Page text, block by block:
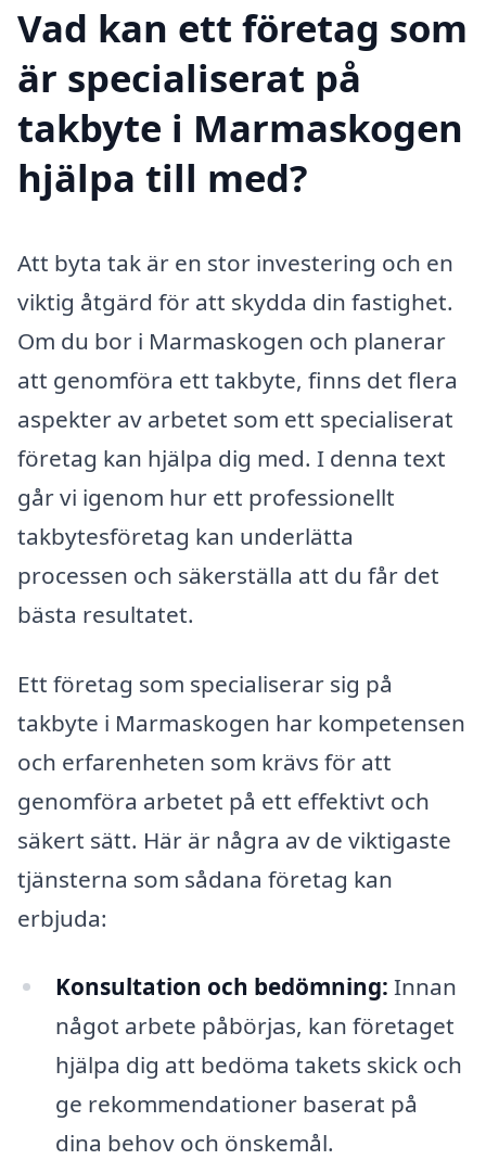
Vad kan ett företag som
är specialiserat på
takbyte i Marmaskogen
hjälpa till med?
Att byta tak är en stor investering och en
viktig åtgärd för att skydda din fastighet.
Om du bor i Marmaskogen och planerar
att genomföra ett takbyte, finns det flera
aspekter av arbetet som ett specialiserat
företag kan hjälpa dig med. I denna text
går vi igenom hur ett professionellt
takbytesföretag kan underlätta
processen och säkerställa att du får det
bästa resultatet.
Ett företag som specialiserar sig på
takbyte i Marmaskogen har kompetensen
och erfarenheten som krävs för att
genomföra arbetet på ett effektivt och
säkert sätt. Här är några av de viktigaste
tjänsterna som sådana företag kan
erbjuda:
Konsultation och bedömning: Innan
något arbete påbörjas, kan företaget
hjälpa dig att bedöma takets skick och
ge rekommendationer baserat på
dina behov och önskemål.